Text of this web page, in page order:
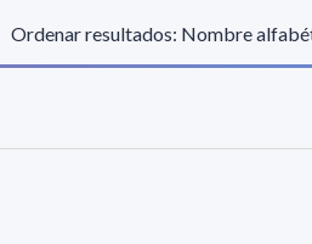
Ordenar resultados: Nombre